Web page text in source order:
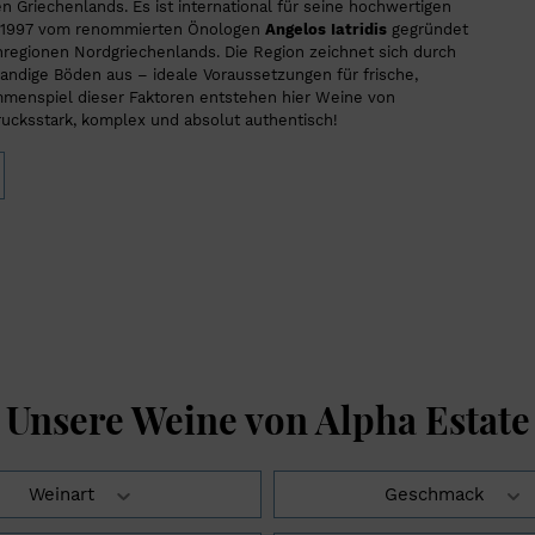
Süd
Peloponnes
Inseln
Ionische Inseln
→ Xinomavro
→ Mavrodaphne
Franc → Tsapournakos
und süffig
Wein-Schatzkammer
Reife Jahrgänge
Limitierte Weine
Kürbis und Wein
Raclette und Wein
Fondue und Wein
Gans und Wein
Ente und Wein
Moshari Stifado
Lamm mit grünem Spargel
Griechenlands. Es ist international für seine hochwertigen
vom renommierten Önologen Angelos Iatridis gegründet
Nordgriechenlands. Die Region zeichnet sich durch
Böden aus – ideale Voraussetzungen für frische,
dieser Faktoren entstehen hier Weine von
komplex und absolut authentisch!
Unsere Weine von Alpha Estate
Weinart Geschmack